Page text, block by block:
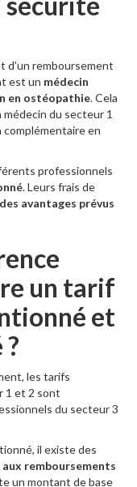
d'un remboursement
est un médecin
en ostéopathie. Cela
du secteur 1
en
professionnels
. Leurs frais de
avantages prévus
un tarif
et
les tarifs
1 et 2 sont
du secteur 3
il existe des
remboursements
un montant de base